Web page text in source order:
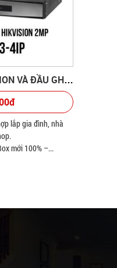
BỘ 4 CAMERA HIKVISION VÀ ĐẦU GHI HÌNH
lắp gia đình, nhà
mới 100% –...